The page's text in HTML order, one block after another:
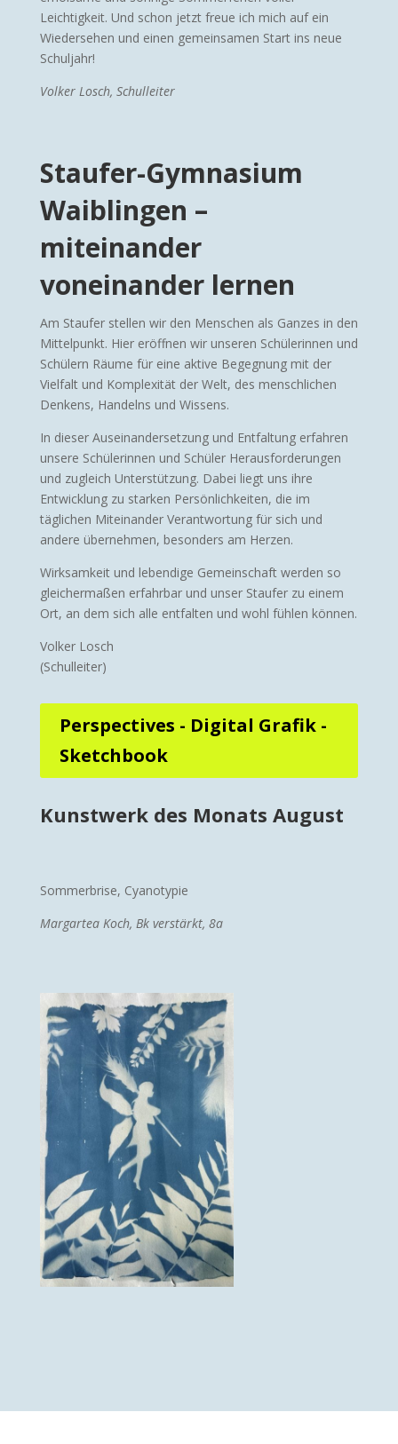
Leichtigkeit. Und schon jetzt freue ich mich auf ein
Wiedersehen und einen gemeinsamen Start ins neue
Schuljahr!
Volker Losch, Schulleiter
Staufer-Gymnasium
Waiblingen –
miteinander
voneinander lernen
Am Staufer stellen wir den Menschen als Ganzes in den
Mittelpunkt. Hier eröffnen wir unseren Schülerinnen und
Schülern Räume für eine aktive Begegnung mit der
Vielfalt und Komplexität der Welt, des menschlichen
Denkens, Handelns und Wissens.
In dieser Auseinandersetzung und Entfaltung erfahren
unsere Schülerinnen und Schüler Herausforderungen
und zugleich Unterstützung. Dabei liegt uns ihre
Entwicklung zu starken Persönlichkeiten, die im
täglichen Miteinander Verantwortung für sich und
andere übernehmen, besonders am Herzen.
Wirksamkeit und lebendige Gemeinschaft werden so
gleichermaßen erfahrbar und unser Staufer zu einem
Ort, an dem sich alle entfalten und wohl fühlen können.
Volker Losch
(Schulleiter)
Perspectives - Digital Grafik -
Sketchbook
Kunstwerk des Monats August
Sommerbrise, Cyanotypie
Margartea Koch, Bk verstärkt, 8a